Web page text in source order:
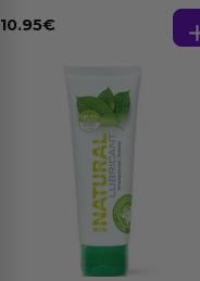
Dilatación Base Agua
10.95€